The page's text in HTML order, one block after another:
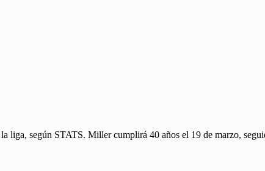
liga, según STATS. Miller cumplirá 40 años el 19 de marzo,